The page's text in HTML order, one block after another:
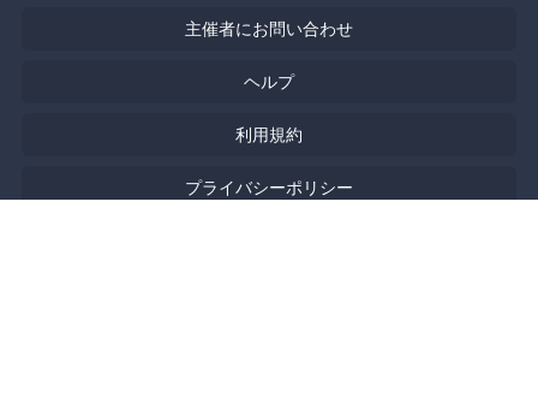
主催者にお問い合わせ
ヘルプ
利用規約
プライバシーポリシー